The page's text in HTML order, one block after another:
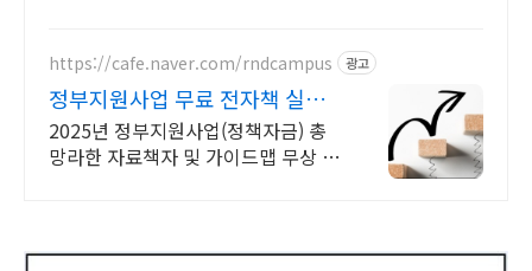
https://cafe.naver.com/rndcampus 광고
정부지원사업 무료 전자책 실무
전문가 무료 웹세미나
2025년 정부지원사업(정책자금) 총
망라한 자료책자 및 가이드맵 무상 제